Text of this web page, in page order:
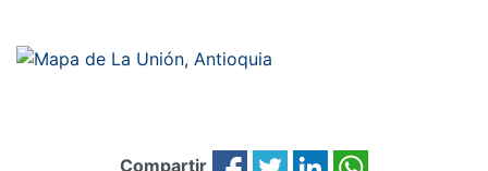
Compartir